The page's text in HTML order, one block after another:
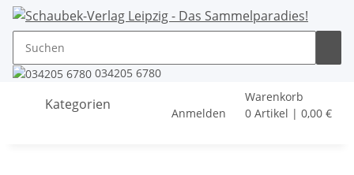
034205 6780
Kategorien
Anmelden
Warenkorb
0 Artikel | 0,00 €